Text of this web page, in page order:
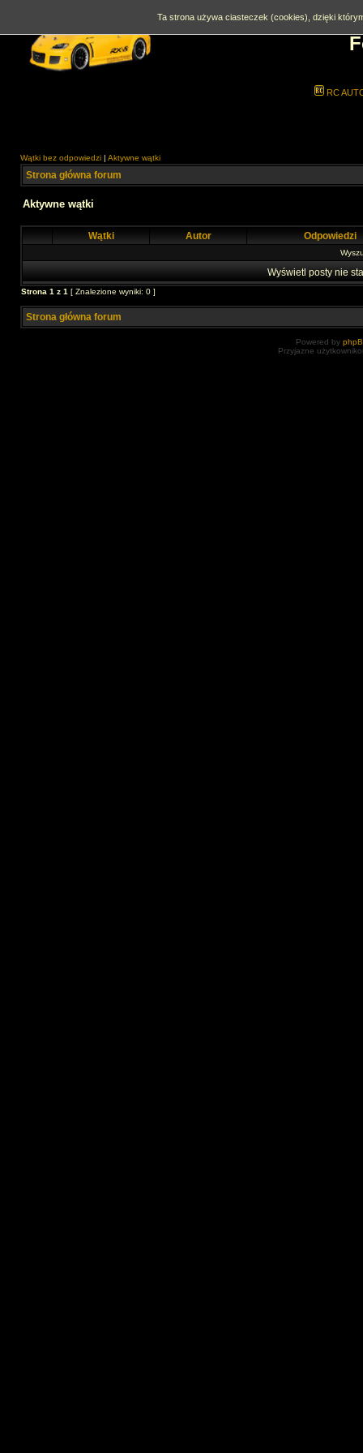
RC
Wątki bez odpowiedzi | Aktywne wątki
Strona główna forum
Aktywne wątki
Wątki Autor Odpowiedzi
Wyświetl posty nie
Strona 1 z 1 [ Znalezione wyniki: 0 ]
Strona główna forum
Powered by
Przyjazne
Ta strona używa ciasteczek (cookies), dzięki